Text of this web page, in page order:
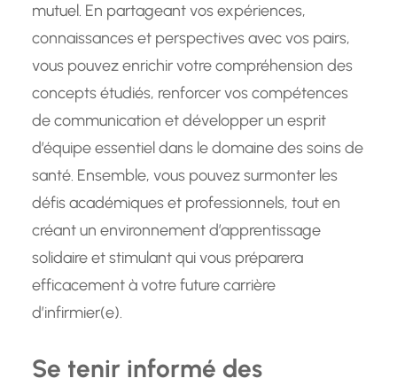
mutuel. En partageant vos expériences,
connaissances et perspectives avec vos pairs,
vous pouvez enrichir votre compréhension des
concepts étudiés, renforcer vos compétences
de communication et développer un esprit
d’équipe essentiel dans le domaine des soins de
santé. Ensemble, vous pouvez surmonter les
défis académiques et professionnels, tout en
créant un environnement d’apprentissage
solidaire et stimulant qui vous préparera
efficacement à votre future carrière
d’infirmier(e).
Se tenir informé des